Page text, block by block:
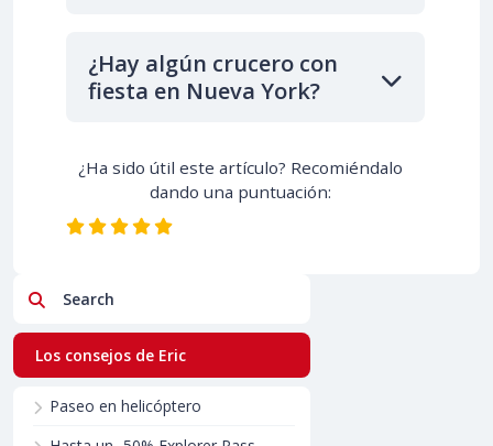
¿Hay algún crucero con
fiesta en Nueva York?
¿Ha sido útil este artículo? Recomiéndalo
dando una puntuación:
Search
Los consejos de Eric
Paseo en helicóptero